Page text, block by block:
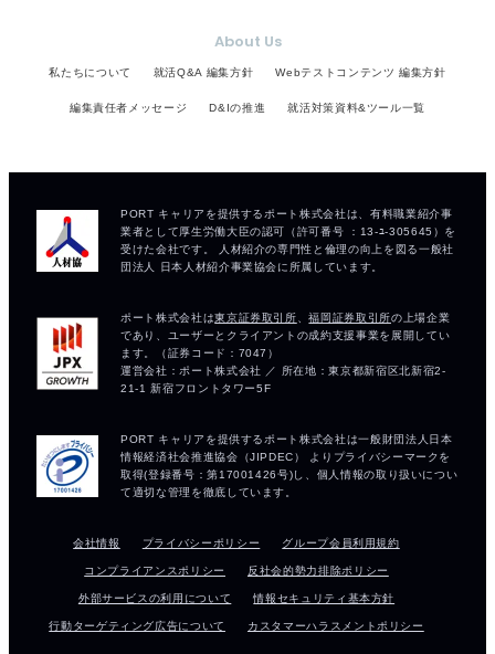
About Us
私たちについて 就活Q&A 編集方針 Webテストコンテンツ 編集方針
編集責任者メッセージ D&Iの推進 就活対策資料&ツール一覧
会社情報 プライバシーポリシー グループ会員利用規約
コンプライアンスポリシー 反社会的勢力排除ポリシー
外部サービスの利用について 情報セキュリティ基本方針
行動ターゲティング広告について カスタマーハラスメントポリシー